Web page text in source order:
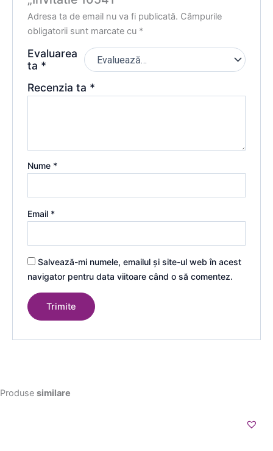
Adresa ta de email nu va fi publicată. Câmpurile
obligatorii sunt marcate cu *
Evaluarea
ta *
Recenzia ta *
Nume *
Email *
Salvează-mi numele, emailul și site-ul web în acest
navigator pentru data viitoare când o să comentez.
Produse similare